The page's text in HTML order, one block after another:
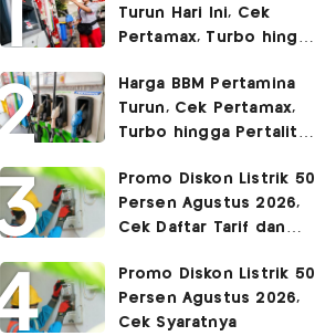
Turun Hari Ini, Cek
Pertamax, Turbo hingga
2026
Harga BBM Pertamina
Turun, Cek Pertamax,
Turbo hingga Pertalite
Promo Diskon Listrik 50
Persen Agustus 2026,
Cek Daftar Tarif dan
Promo Diskon Listrik 50
Persen Agustus 2026,
Cek Syaratnya